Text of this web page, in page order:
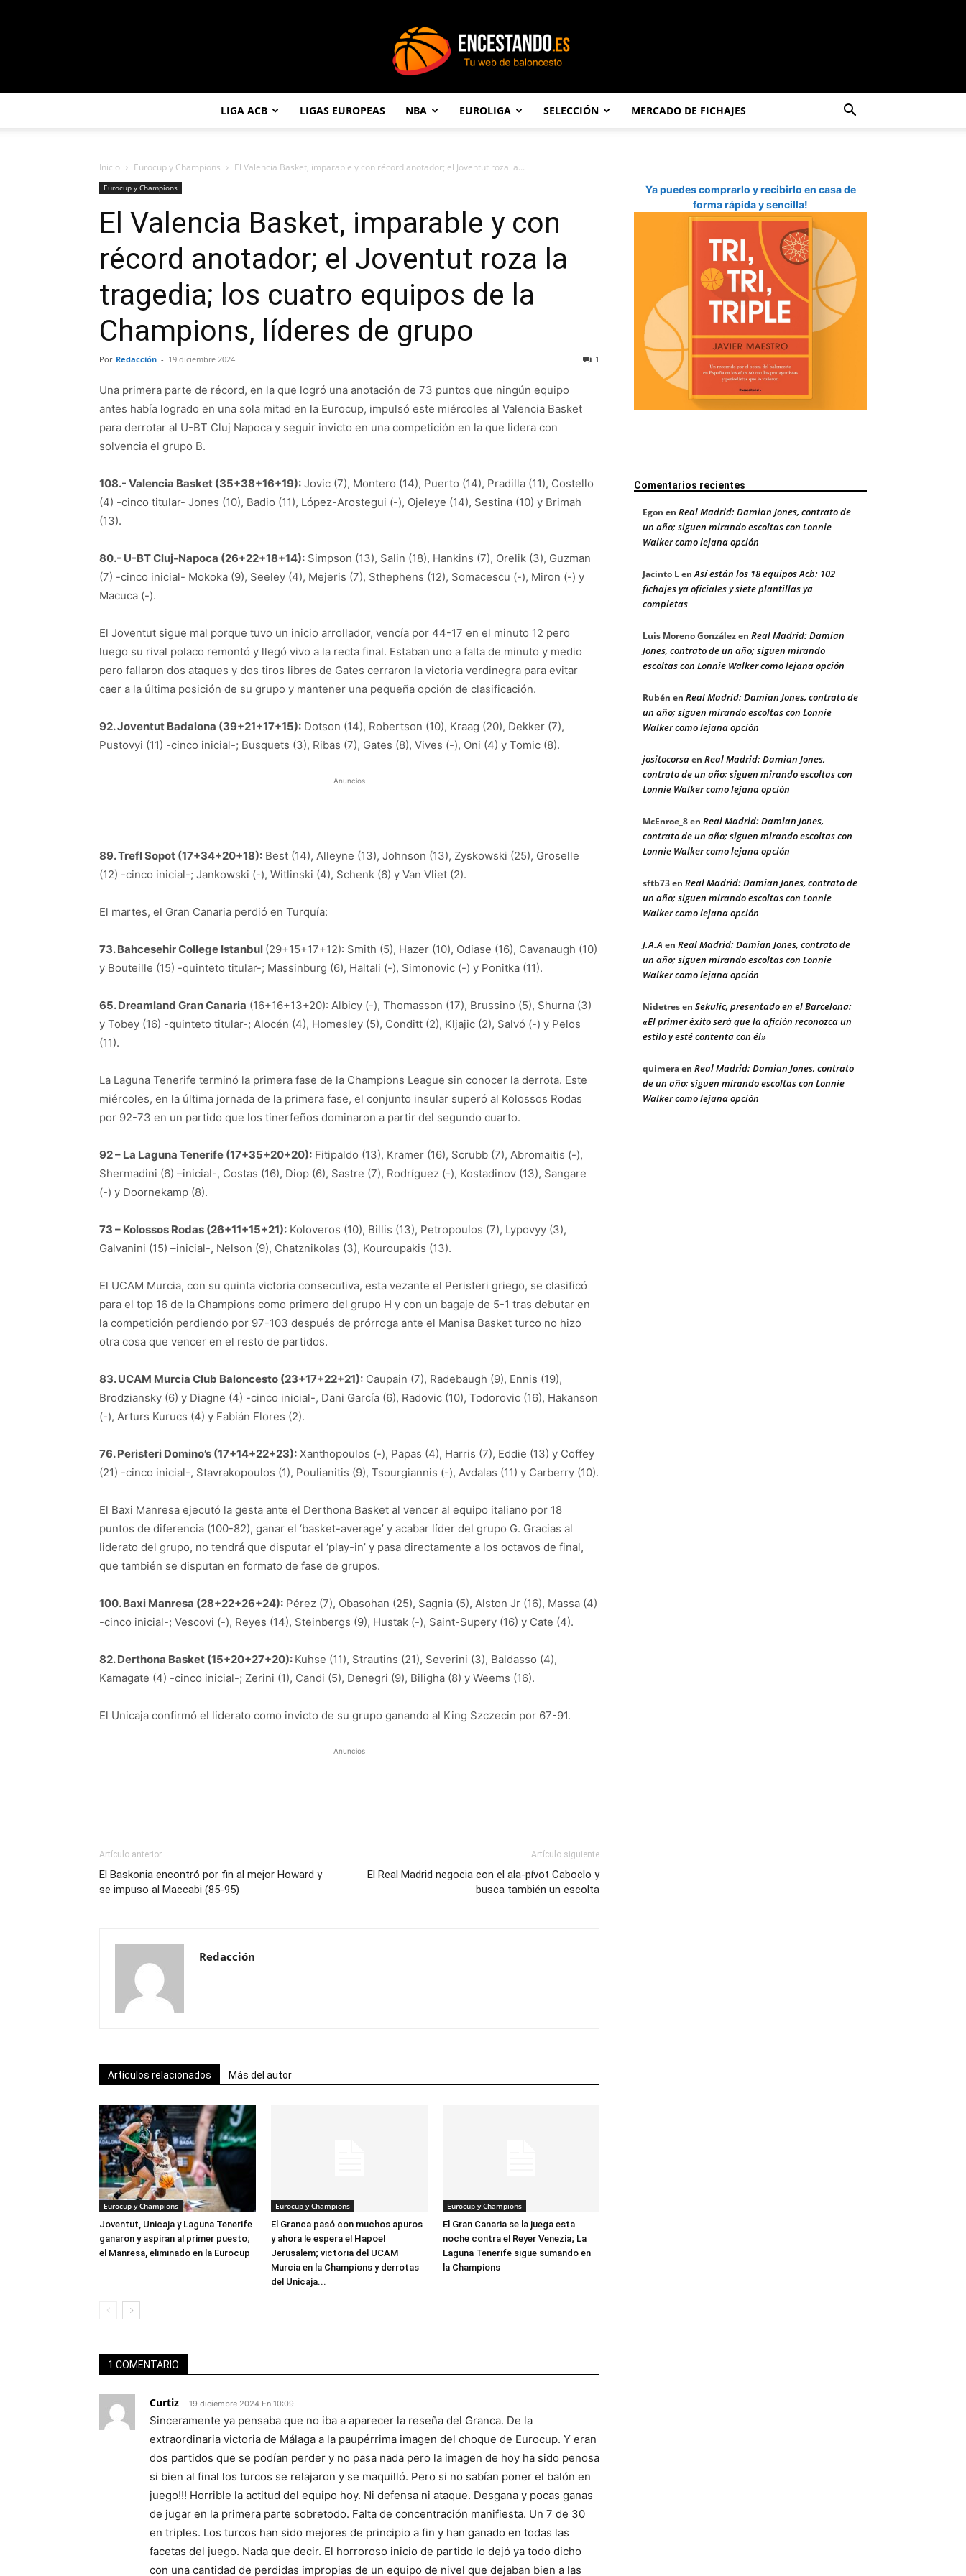
LIGA ACB LIGAS EUROPEAS NBA EUROLIGA SELECCIÓN MERCADO DE FICHAJES
Inicio Eurocup y Champions El Valencia Basket, imparable y con récord anotador; el Joventut roza la...
Eurocup y Champions
El Valencia Basket, imparable y con
récord anotador; el Joventut roza la
tragedia; los cuatro equipos de la
Champions, líderes de grupo
Por Redacción - 19 diciembre 2024 1
Una primera parte de récord, en la que logró una anotación de 73 puntos que ningún equipo
antes había logrado en una sola mitad en la Eurocup, impulsó este miércoles al Valencia Basket
para derrotar al U-BT Cluj Napoca y seguir invicto en una competición en la que lidera con
solvencia el grupo B.
108.- Valencia Basket (35+38+16+19): Jovic (7), Montero (14), Puerto (14), Pradilla (11), Costello
(4) -cinco titular- Jones (10), Badio (11), López-Arostegui (-), Ojeleye (14), Sestina (10) y Brimah
(13).
80.- U-BT Cluj-Napoca (26+22+18+14): Simpson (13), Salin (18), Hankins (7), Orelik (3), Guzman
(7) -cinco inicial- Mokoka (9), Seeley (4), Mejeris (7), Sthephens (12), Somacescu (-), Miron (-) y
Macuca (-).
El Joventut sigue mal porque tuvo un inicio arrollador, vencía por 44-17 en el minuto 12 pero
luego su rival polaco remontó y llegó vivo a la recta final. Estaban uno a falta de minuto y medio
pero fallaron dos ataques y dos tiros libres de Gates cerraron la victoria verdinegra para evitar
caer a la última posición de su grupo y mantener una pequeña opción de clasificación.
92. Joventut Badalona (39+21+17+15): Dotson (14), Robertson (10), Kraag (20), Dekker (7),
Pustovyi (11) -cinco inicial-; Busquets (3), Ribas (7), Gates (8), Vives (-), Oni (4) y Tomic (8).
Anuncios
89. Trefl Sopot (17+34+20+18): Best (14), Alleyne (13), Johnson (13), Zyskowski (25), Groselle
(12) -cinco inicial-; Jankowski (-), Witlinski (4), Schenk (6) y Van Vliet (2).
El martes, el Gran Canaria perdió en Turquía:
73. Bahcesehir College Istanbul (29+15+17+12): Smith (5), Hazer (10), Odiase (16), Cavanaugh (10)
y Bouteille (15) -quinteto titular-; Massinburg (6), Haltali (-), Simonovic (-) y Ponitka (11).
65. Dreamland Gran Canaria (16+16+13+20): Albicy (-), Thomasson (17), Brussino (5), Shurna (3)
y Tobey (16) -quinteto titular-; Alocén (4), Homesley (5), Conditt (2), Kljajic (2), Salvó (-) y Pelos
(11).
La Laguna Tenerife terminó la primera fase de la Champions League sin conocer la derrota. Este
miércoles, en la última jornada de la primera fase, el conjunto insular superó al Kolossos Rodas
por 92-73 en un partido que los tinerfeños dominaron a partir del segundo cuarto.
92 – La Laguna Tenerife (17+35+20+20): Fitipaldo (13), Kramer (16), Scrubb (7), Abromaitis (-),
Shermadini (6) –inicial-, Costas (16), Diop (6), Sastre (7), Rodríguez (-), Kostadinov (13), Sangare
(-) y Doornekamp (8).
73 – Kolossos Rodas (26+11+15+21): Koloveros (10), Billis (13), Petropoulos (7), Lypovyy (3),
Galvanini (15) –inicial-, Nelson (9), Chatznikolas (3), Kouroupakis (13).
El UCAM Murcia, con su quinta victoria consecutiva, esta vezante el Peristeri griego, se clasificó
para el top 16 de la Champions como primero del grupo H y con un bagaje de 5-1 tras debutar en
la competición perdiendo por 97-103 después de prórroga ante el Manisa Basket turco no hizo
otra cosa que vencer en el resto de partidos.
83. UCAM Murcia Club Baloncesto (23+17+22+21): Caupain (7), Radebaugh (9), Ennis (19),
Brodziansky (6) y Diagne (4) -cinco inicial-, Dani García (6), Radovic (10), Todorovic (16), Hakanson
(-), Arturs Kurucs (4) y Fabián Flores (2).
76. Peristeri Domino’s (17+14+22+23): Xanthopoulos (-), Papas (4), Harris (7), Eddie (13) y Coffey
(21) -cinco inicial-, Stavrakopoulos (1), Poulianitis (9), Tsourgiannis (-), Avdalas (11) y Carberry (10).
El Baxi Manresa ejecutó la gesta ante el Derthona Basket al vencer al equipo italiano por 18
puntos de diferencia (100-82), ganar el ‘basket-average’ y acabar líder del grupo G. Gracias al
liderato del grupo, no tendrá que disputar el ‘play-in’ y pasa directamente a los octavos de final,
que también se disputan en formato de fase de grupos.
100. Baxi Manresa (28+22+26+24): Pérez (7), Obasohan (25), Sagnia (5), Alston Jr (16), Massa (4)
-cinco inicial-; Vescovi (-), Reyes (14), Steinbergs (9), Hustak (-), Saint-Supery (16) y Cate (4).
82. Derthona Basket (15+20+27+20): Kuhse (11), Strautins (21), Severini (3), Baldasso (4),
Kamagate (4) -cinco inicial-; Zerini (1), Candi (5), Denegri (9), Biligha (8) y Weems (16).
El Unicaja confirmó el liderato como invicto de su grupo ganando al King Szczecin por 67-91.
Anuncios
Artículo anterior
El Baskonia encontró por fin al mejor Howard y
se impuso al Maccabi (85-95)
Artículo siguiente
El Real Madrid negocia con el ala-pívot Caboclo y
busca también un escolta
Redacción
Artículos relacionados Más del autor
Eurocup y Champions
Joventut, Unicaja y Laguna Tenerife
ganaron y aspiran al primer puesto;
el Manresa, eliminado en la Eurocup
Eurocup y Champions
El Granca pasó con muchos apuros
y ahora le espera el Hapoel
Jerusalem; victoria del UCAM
Murcia en la Champions y derrotas
del Unicaja...
Eurocup y Champions
El Gran Canaria se la juega esta
noche contra el Reyer Venezia; La
Laguna Tenerife sigue sumando en
la Champions
1 COMENTARIO
Curtiz 19 diciembre 2024 En 10:09
Sinceramente ya pensaba que no iba a aparecer la reseña del Granca. De la
extraordinaria victoria de Málaga a la paupérrima imagen del choque de Eurocup. Y eran
dos partidos que se podían perder y no pasa nada pero la imagen de hoy ha sido penosa
si bien al final los turcos se relajaron y se maquilló. Pero si no sabían poner el balón en
juego!!! Horrible la actitud del equipo hoy. Ni defensa ni ataque. Desgana y pocas ganas
de jugar en la primera parte sobretodo. Falta de concentración manifiesta. Un 7 de 30
en triples. Los turcos han sido mejores de principio a fin y han ganado en todas las
facetas del juego. Nada que decir. El horroroso inicio de partido lo dejó ya todo dicho
con una cantidad de perdidas impropias de un equipo de nivel que dejaban bien a las
Ya puedes comprarlo y recibirlo en casa de
forma rápida y sencilla!
Comentarios recientes
Egon en Real Madrid: Damian Jones, contrato de
un año; siguen mirando escoltas con Lonnie
Walker como lejana opción
Jacinto LenAsí están los 18 equipos Acb: 102
fichajes ya oficiales y siete plantillas ya
completas
Luis Moreno Gonzálezen Real Madrid: Damian
Jones, contrato de un año; siguen mirando
escoltas con Lonnie Walker como lejana opción
Rubén en Real Madrid: Damian Jones, contrato de
un año; siguen mirando escoltas con Lonnie
Walker como lejana opción
jositocorsaen Real Madrid: Damian Jones,
contrato de un año; siguen mirando escoltas con
Lonnie Walker como lejana opción
McEnroe_8en Real Madrid: Damian Jones,
contrato de un año; siguen mirando escoltas con
Lonnie Walker como lejana opción
sftb73en Real Madrid: Damian Jones, contrato de
un año; siguen mirando escoltas con Lonnie
Walker como lejana opción
J.A.A en Real Madrid: Damian Jones, contrato de
un año; siguen mirando escoltas con Lonnie
Walker como lejana opción
Nidetresen Sekulic, presentado en el Barcelona:
«El primer éxito será que la afición reconozca un
estilo y esté contenta con él»
quimeraen Real Madrid: Damian Jones, contrato
de un año; siguen mirando escoltas con Lonnie
Walker como lejana opción